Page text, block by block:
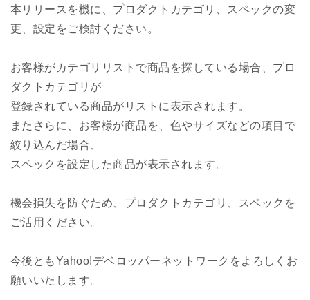
本リリースを機に、プロダクトカテゴリ、スペックの変
更、設定をご検討ください。
お客様がカテゴリリストで商品を探している場合、プロ
ダクトカテゴリが
登録されている商品がリストに表示されます。
またさらに、お客様が商品を、色やサイズなどの項目で
絞り込んだ場合、
スペックを設定した商品が表示されます。
機会損失を防ぐため、プロダクトカテゴリ、スペックを
ご活用ください。
今後ともYahoo!デベロッパーネットワークをよろしくお
願いいたします。